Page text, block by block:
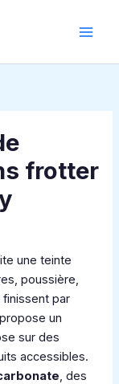
frotter
une teinte
poussière,
par
propose un
sur des
accessibles.
, des